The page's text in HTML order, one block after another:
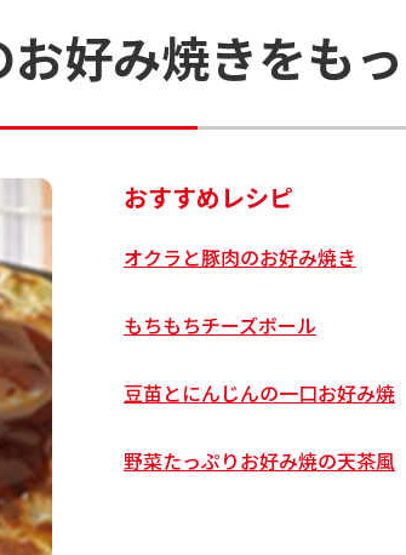
好み焼きをも
おすすめレシピ
オクラと豚肉のお好み焼き
もちもちチーズボール
豆苗とにんじんの一口お好み焼
野菜たっぷりお好み焼の天茶風